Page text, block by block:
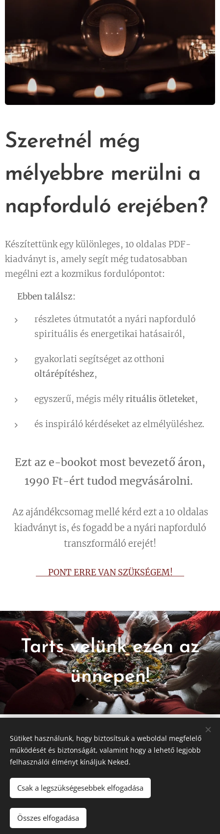
Szeretnél még
mélyebbre merülni a
napforduló erejében?
Készítettünk egy különleges, 10 oldalas PDF-
kiadványt is, amely segít még tudatosabban
megélni ezt a kozmikus fordulópontot:
📖 Ebben találsz:
részletes útmutatót a nyári napforduló
spirituális és energetikai hatásairól,
gyakorlati segítséget az otthoni
oltárépítéshez,
egyszerű, mégis mélyrituális ötleteket,
és inspiráló kérdéseket az elmélyüléshez.
Ezt az e-bookot most bevezető áron,
1990 Ft-ért tudod megvásárolni.
Az ajándékcsomag mellé kérd ezt a 10 oldalas
kiadványt is, és fogadd be a nyári napforduló
transzformáló erejét!
👉 PONT ERRE VAN SZÜKSÉGEM!
Tarts velünk ezen az
ünnepen!
Fotókat készítette: Kyra Bihary Photography
© 2026 Szabó Róza
A maximális felhasználói élményhez PC használata javasolt
Az oldalt a
Sütiket használunk, hogy biztosítsuk a weboldal megfelelő
működését és biztonságát, valamint hogy a lehető legjobb
felhasználói élményt kínáljuk Neked.
Csak a legszükségesebbek elfogadása
Összes elfogadása